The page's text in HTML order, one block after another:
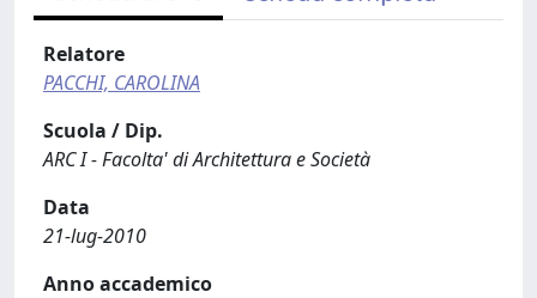
Relatore
PACCHI, CAROLINA
Scuola / Dip.
ARC I - Facolta' di Architettura e Società
Data
21-lug-2010
Anno accademico